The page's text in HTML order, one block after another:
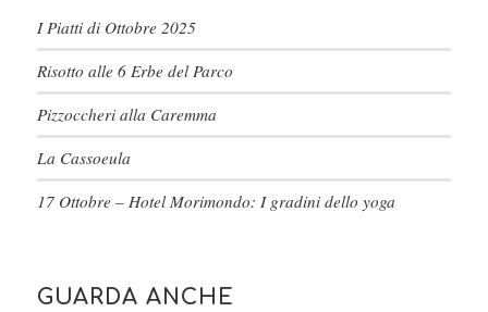
I Piatti di Ottobre 2025
Risotto alle 6 Erbe del Parco
Pizzoccheri alla Caremma
La Cassoeula
17 Ottobre – Hotel Morimondo: I gradini dello yoga
GUARDA ANCHE